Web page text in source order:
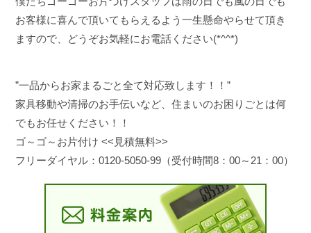
お客様に喜んで頂いてもらえるよう一生懸命やらせて頂き
ますので、どうぞお気軽にお電話ください(*^^*)
”一品からお家まるごと全て対応致します！！”
家具移動や清掃のお手伝いなど、住まいのお困りごとは何
でもお任せください！！
ゴ～ゴ～お片付け <<見積無料>>
フリーダイヤル：0120-5050-99（受付時間8：00～21：00）